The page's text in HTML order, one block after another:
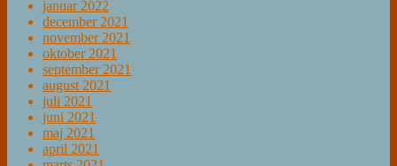
januar 2022
december 2021
november 2021
oktober 2021
september 2021
august 2021
juli 2021
juni 2021
maj 2021
april 2021